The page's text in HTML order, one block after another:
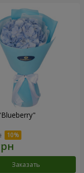
Заказать